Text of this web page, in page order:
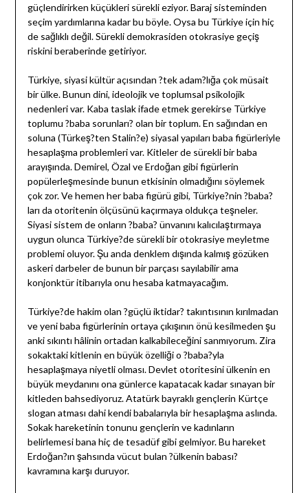
güçlendirirken küçükleri sürekli eziyor. Baraj sisteminden
seçim yardımlarına kadar bu böyle. Oysa bu Türkiye için hiç
de sağlıklı değil. Sürekli demokrasiden otokrasiye geçiş
riskini beraberinde getiriyor.
Türkiye, siyasi kültür açısından ?tek adam?lığa çok müsait
bir ülke. Bunun dini, ideolojik ve toplumsal psikolojik
nedenleri var. Kaba taslak ifade etmek gerekirse Türkiye
toplumu ?baba sorunları? olan bir toplum. En sağından en
soluna (Türkeş?ten Stalin?e) siyasal yapıları baba figürleriyle
hesaplaşma problemleri var. Kitleler de sürekli bir baba
arayışında. Demirel, Özal ve Erdoğan gibi figürlerin
popülerleşmesinde bunun etkisinin olmadığını söylemek
çok zor. Ve hemen her baba figürü gibi, Türkiye?nin ?baba?
ları da otoritenin ölçüsünü kaçırmaya oldukça teşneler.
Siyasi sistem de onların ?baba? ünvanını kalıcılaştırmaya
uygun olunca Türkiye?de sürekli bir otokrasiye meyletme
problemi oluyor. Şu anda denklem dışında kalmış gözüken
askeri darbeler de bunun bir parçası sayılabilir ama
konjonktür itibarıyla onu hesaba katmayacağım.
Türkiye?de hakim olan ?güçlü iktidar? takıntısının kırılmadan
ve yeni baba figürlerinin ortaya çıkışının önü kesilmeden şu
anki sıkıntı hâlinin ortadan kalkabileceğini sanmıyorum. Zira
sokaktaki kitlenin en büyük özelliği o ?baba?yla
hesaplaşmaya niyetli olması. Devlet otoritesini ülkenin en
büyük meydanını ona günlerce kapatacak kadar sınayan bir
kitleden bahsediyoruz. Atatürk bayraklı gençlerin Kürtçe
slogan atması dahi kendi babalarıyla bir hesaplaşma aslında.
Sokak hareketinin tonunu gençlerin ve kadınların
belirlemesi bana hiç de tesadüf gibi gelmiyor. Bu hareket
Erdoğan?ın şahsında vücut bulan ?ülkenin babası?
kavramına karşı duruyor.